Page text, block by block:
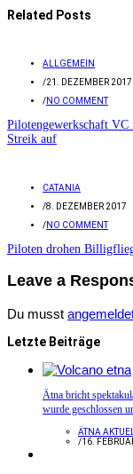
Related Posts
ALLGEMEIN
/21. DEZEMBER 2017
/NO COMMENT
Pilotengewerkschaft
Streik auf
CATANIA
/8. DEZEMBER 2017
/NO COMMENT
Piloten drohen
Leave a
Du musst
Letzte Beiträge
Ätna bricht
wurde geschlossen
ÄTNA
/16.